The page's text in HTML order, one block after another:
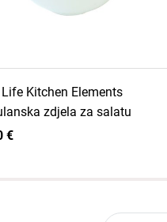
Life Kitchen Elements
zdjela za salatu
€